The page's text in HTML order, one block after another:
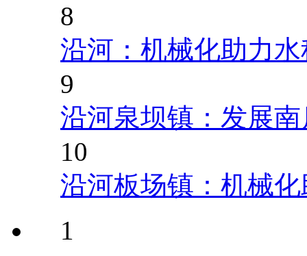
8
沿河：机械化助力
9
沿河泉坝镇：发展
10
沿河板场镇：机械
1